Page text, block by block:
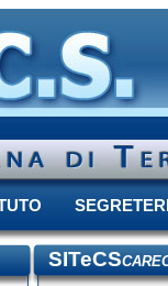
SITeCS